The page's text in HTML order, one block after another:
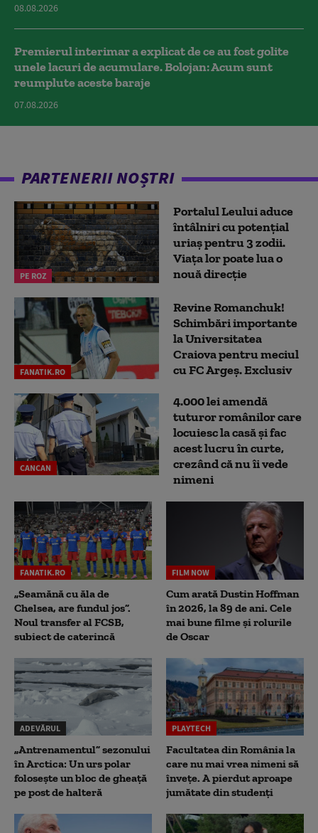
08.08.2026
Premierul interimar a explicat de ce au fost golite
unele lacuri de acumulare. Bolojan: Acum sunt
reumplute aceste baraje
07.08.2026
PARTENERII NOȘTRI
PE ROZ
Portalul Leului aduce
întâlniri cu potențial
uriaș pentru 3 zodii.
Viața lor poate lua o
nouă direcție
FANATIK.RO
Revine Romanchuk!
Schimbări importante
la Universitatea
Craiova pentru meciul
cu FC Argeş. Exclusiv
CANCAN
4.000 lei amendă
tuturor românilor care
locuiesc la casă și fac
acest lucru în curte,
crezând că nu îi vede
nimeni
FANATIK.RO
„Seamănă cu ăla de
Chelsea, are fundul jos”.
Noul transfer al FCSB,
subiect de caterincă
FILM NOW
Cum arată Dustin Hoffman
în 2026, la 89 de ani. Cele
mai bune filme și rolurile
de Oscar
ADEVĂRUL
„Antrenamentul” sezonului
în Arctica: Un urs polar
folosește un bloc de gheață
pe post de halteră
PLAYTECH
Facultatea din România la
care nu mai vrea nimeni să
înveţe. A pierdut aproape
jumătate din studenţi